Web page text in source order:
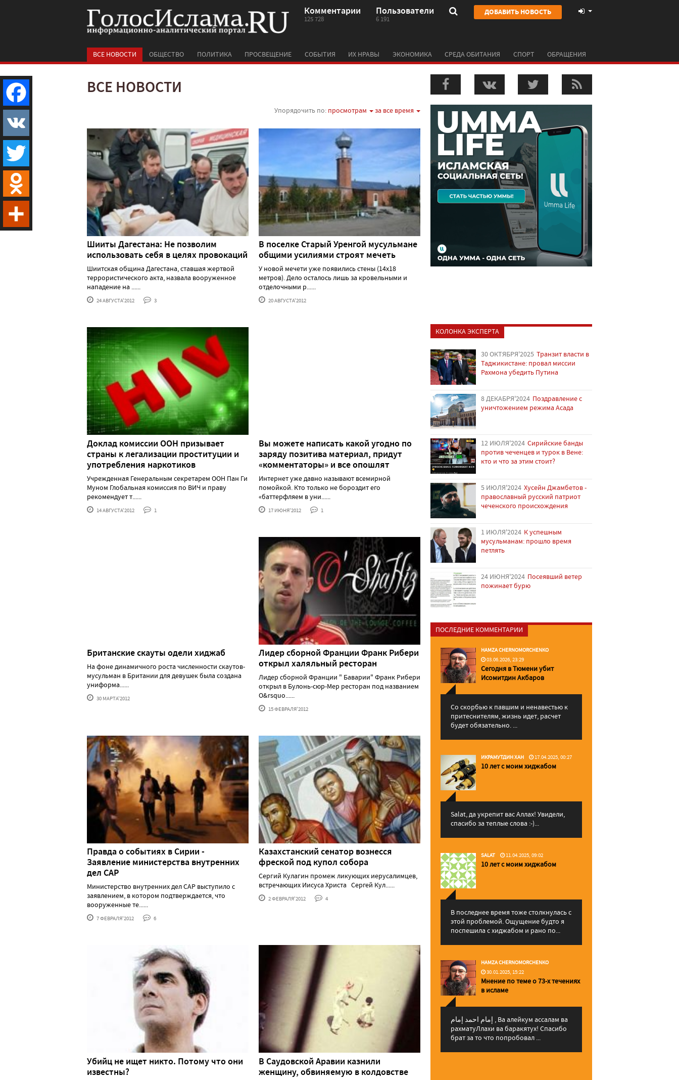
Комментарии
125 728
Пользователи
6 191
ДОБАВИТЬ НОВОСТЬ
ВСЕ НОВОСТИ ОБЩЕСТВО ПОЛИТИКА ПРОСВЕЩЕНИЕ СОБЫТИЯ ИХ НРАВЫ ЭКОНОМИКА СРЕДА ОБИТАНИЯ СПОРТ ОБРАЩЕНИЯ
ВСЕ НОВОСТИ
Упорядочить по: просмотрам за все время
Шииты Дагестана: Не позволим
использовать себя в целях провокаций
Шиитская община Дагестана, ставшая жертвой
террористического акта, назвала вооруженное
нападение на ......
24 АВГУСТА'2012 3
В поселке Старый Уренгой мусульмане
общими усилиями строят мечеть
У новой мечети уже появились стены (14х18
метров). Дело осталось лишь за кровельными и
отделочными р......
20 АВГУСТА'2012
Доклад комиссии ООН призывает
страны к легализации проституции и
употребления наркотиков
Учрежденная Генеральным секретарем ООН Пан Ги
Муном Глобальная комиссия по ВИЧ и праву
рекомендует т......
14 АВГУСТА'2012 1
Вы можете написать какой угодно по
заряду позитива материал, придут
«комментаторы» и все опошлят
Интернет уже давно называют всемирной
помойкой. Кто только не бороздит его
«баттерфляем в уни......
17 ИЮНЯ'2012 1
Британские скауты одели хиджаб
На фоне динамичного роста численности скаутов-
мусульман в Британии для девушек была создана
униформа......
30 МАРТА'2012
Лидер сборной Франции Франк Рибери
открыл халяльный ресторан
Лидер сборной Франции " Баварии" Франк Рибери
открыл в Булонь-сюр-Мер ресторан под названием
O&rsquo......
15 ФЕВРАЛЯ'2012
Правда о событиях в Сирии -
Заявление министерства внутренних
дел САР
Министерство внутренних дел САР выступило с
заявлением, в котором подтверждается, что
вооруженные те......
7 ФЕВРАЛЯ'2012 6
Казахстанский сенатор вознесся
фреской под купол собора
Сергий Кулагин промеж ликующих иерусалимцев,
встречающих Иисуса Христа Сергей Кул......
2 ФЕВРАЛЯ'2012 4
Убийц не ищет никто. Потому что они
известны?
В Саудовской Аравии казнили
женщину, обвиняемую в колдовстве
КОЛОНКА ЭКСПЕРТА
30 ОКТЯБРЯ'2025 Транзит власти в
Таджикистане: провал миссии
Рахмона убедить Путина
8 ДЕКАБРЯ'2024 Поздравление с
уничтожением режима Асада
12 ИЮЛЯ'2024 Сирийские банды
против чеченцев и турок в Вене:
кто и что за этим стоит?
5 ИЮЛЯ'2024 Хусейн Джамбетов -
православный русский патриот
чеченского происхождения
1 ИЮЛЯ'2024 К успешным
мусульманам: прошло время
петлять
24 ИЮНЯ'2024 Посеявший ветер
пожинает бурю
ПОСЛЕДНИЕ КОММЕНТАРИИ
HAMZA CHERNOMORCHENKO
03.06.2026, 23:29
Сегодня в Тюмени убит
Исомитдин Акбаров
Со скорбью к павшим и ненавестью к
притеснителям, жизнь идет, расчет
будет обязательно. ...
ИКРАМУТДИН ХАН 17.04.2025, 00:27
10 лет с моим хиджабом
Salat, да укрепит вас Аллаx! Увидели,
спасибо за теплые слова :-)...
SALAT 11.04.2025, 09:02
10 лет с моим хиджабом
В последнее время тоже столкнулась с
этой проблемой. Ощущение будто я
поспешила с хиджабом и рано по...
HAMZA CHERNOMORCHENKO
30.01.2025, 15:22
Мнение по теме о 73-х течениях
в исламе
إمام احمد إمام , Ва алейкум ассалам ва
рахматуЛлахи ва баракятух! Спасибо
брат за то что попробовал ...
Facebook
VK
Twitter
Odnoklassniki